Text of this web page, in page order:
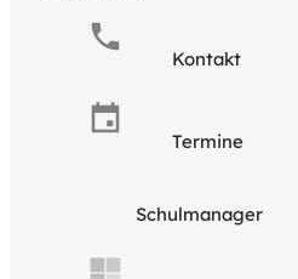
Kontakt
Termine
Schulmanager